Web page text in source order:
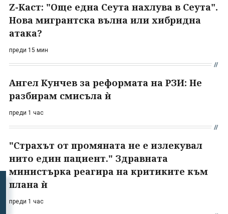
Z-Каст: "Още една Сеута нахлува в Сеута".
Нова мигрантска вълна или хибридна
атака?
преди 15 мин
Ангел Кунчев за реформата на РЗИ: Не
разбирам смисъла ѝ
преди 1 час
"Страхът от промяната не е излекувал
нито един пациент." Здравната
министърка реагира на критиките към
плана ѝ
преди 1 час